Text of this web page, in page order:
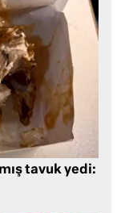
tavuk yedi: